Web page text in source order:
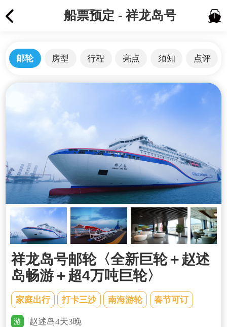
船票预定 - 祥龙岛号
邮轮 房型 行程 亮点 须知 点评
祥龙岛号邮轮〈全新巨轮＋赵述
岛畅游＋超4万吨巨轮〉
家庭出行 打卡三沙 南海游轮 春节可订
游 赵述岛4天3晚